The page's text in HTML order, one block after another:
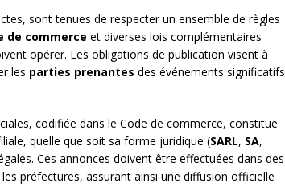
sont tenues de respecter un ensemble de règles
de commerce et diverses lois complémentaires
opérer. Les obligations de publication visent à
les parties prenantes des événements significatifs
codifiée dans le Code de commerce, constitue
quelle que soit sa forme juridique (SARL, SA,
Ces annonces doivent être effectuées dans des
les préfectures, assurant ainsi une diffusion officielle